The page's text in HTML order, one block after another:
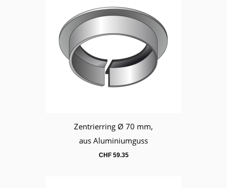
WarenkorbZentrierring Ø 70 mm,
aus Aluminiumguss
CHF59.35